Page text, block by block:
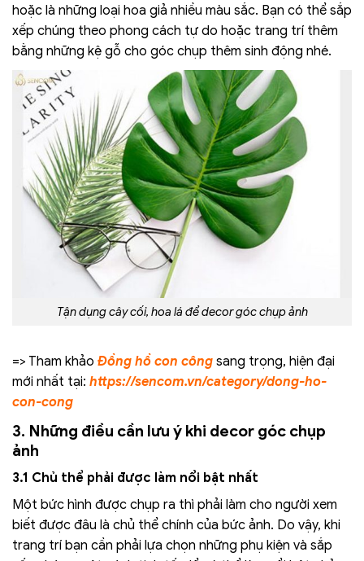
hoặc là những loại hoa giả nhiều màu sắc. Bạn có thể sắp
xếp chúng theo phong cách tự do hoặc trang trí thêm
bằng những kệ gỗ cho góc chụp thêm sinh động nhé.
Tận dụng cây cối, hoa lá để decor góc chụp ảnh
=> Tham khảo Đồng hồ con công sang trọng, hiện đại
mới nhất tại: https://sencom.vn/category/dong-ho-
con-cong
3. Những điều cần lưu ý khi decor góc chụp
ảnh
3.1 Chủ thể phải được làm nổi bật nhất
Một bức hình được chụp ra thì phải làm cho người xem
biết được đâu là chủ thể chính của bức ảnh. Do vậy, khi
trang trí bạn cần phải lựa chọn những phụ kiện và sắp